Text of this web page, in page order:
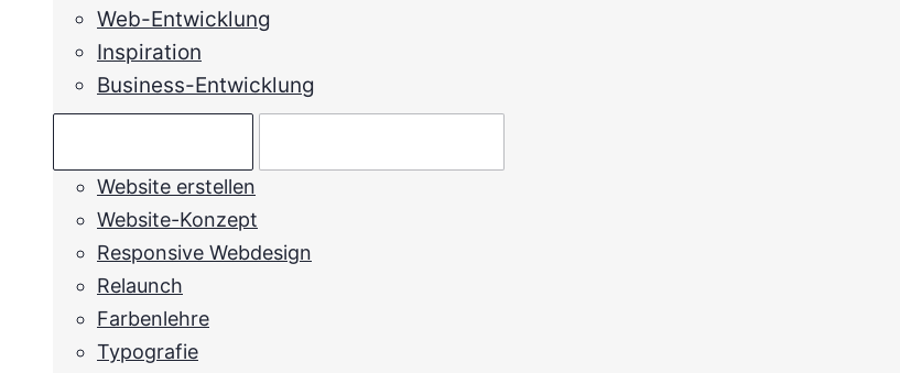
Web-Entwicklung
Inspiration
Business-Entwicklung
Website erstellen
Website-Konzept
Responsive Webdesign
Relaunch
Farbenlehre
Typografie